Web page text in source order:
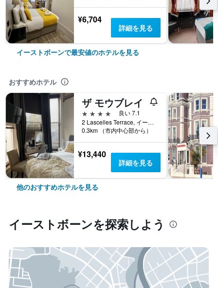
¥6,704
詳細を見る
イーストボーンで最安値のホテルを見る
おすすめホテル
ザ モウブレイ
4つ星
良い 7.1
2 Lascelles Terrace, イーストボーン, イギリス
0.3km （市内中心部から）
¥13,440
詳細を見る
他のおすすめホテルを見る
イーストボーン​を探索しよう